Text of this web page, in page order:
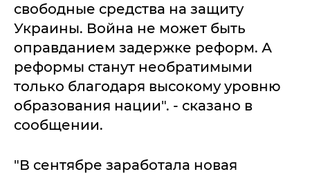
свободные средства на защиту
Украины. Война не может быть
оправданием задержке реформ. А
реформы станут необратимыми
только благодаря высокому уровню
образования нации". - сказано в
сообщении.
"В сентябре заработала новая